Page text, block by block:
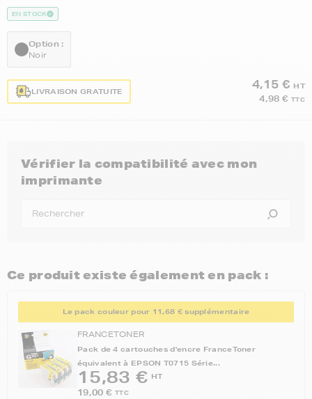
EN STOCK
Option :
Noir
LIVRAISON GRATUITE
4,15 € HT
4,98 € TTC
Vérifier la compatibilité avec mon
imprimante
Ce produit existe également en pack :
Le pack couleur pour 11,68 € supplémentaire
FRANCETONER
Pack de 4 cartouches d'encre FranceToner
équivalent à EPSON T0715 Série...
15,83 € HT
19,00 € TTC